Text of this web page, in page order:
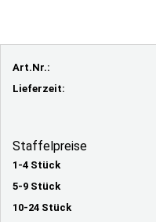
Art.Nr.:
Lieferzeit:
Staffelpreise
1-4 Stück
5-9 Stück
10-24 Stück